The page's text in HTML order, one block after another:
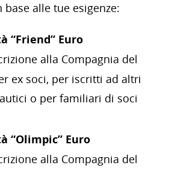
base alle tue esigenze:
“Friend” Euro
alla Compagnia del
ex soci, per iscritti ad altri
o per familiari di soci
“Olimpic” Euro
alla Compagnia del